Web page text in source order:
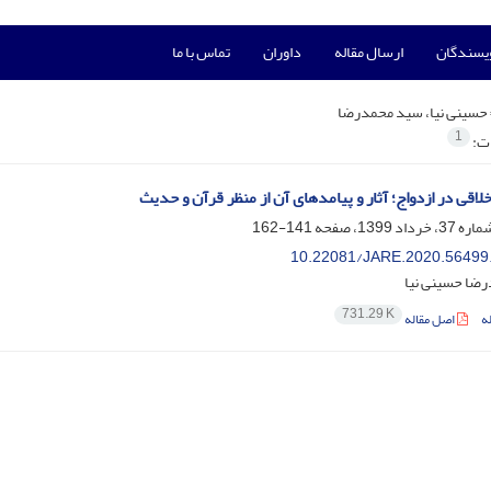
ارسال مقاله داوران تماس با ما
حسینی نیا، سید محمدرضا
1
در ازدواج؛ آثار و پیامدهای آن از منظر قرآن و حدیث
141-162
10.22081/
حسینی نیا
اصل مقاله 731.29 K